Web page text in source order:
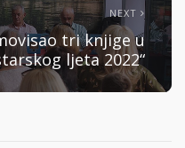
NEXT
tri knjige u
ljeta 2022“